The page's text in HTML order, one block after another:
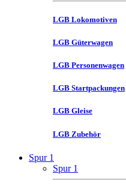
LGB Lokomotiven
LGB Güterwagen
LGB Personenwagen
LGB Startpackungen
LGB Gleise
LGB Zubehör
Spur 1
Spur 1